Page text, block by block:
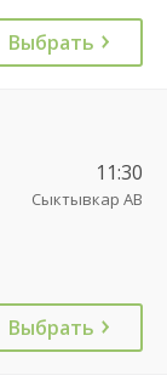
Выбрать
11:30
Сыктывкар АВ
Выбрать